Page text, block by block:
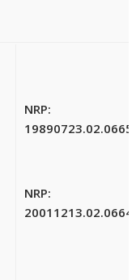
NRP:
19890723.02.0665
NRP:
20011213.02.0664